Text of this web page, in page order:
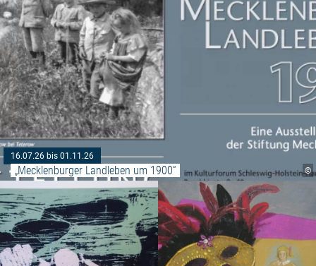
©
16.07.26 bis 01.11.26
„Mecklenburger Landleben um 1900“
Weiterlesen: "Grafikkunst im